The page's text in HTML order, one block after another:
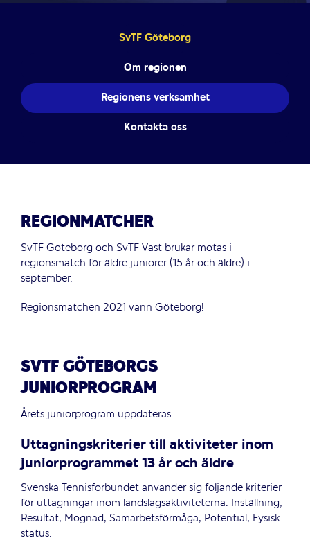
SvTF Göteborg
Om regionen
Regionens verksamhet
Kontakta oss
REGIONMATCHER
SvTF Göteborg och SvTF Väst brukar mötas i
regionsmatch för äldre juniorer (15 år och äldre) i
september.
Regionsmatchen 2021 vann Göteborg!
SVTF GÖTEBORGS
JUNIORPROGRAM
Årets juniorprogram uppdateras.
Uttagningskriterier till aktiviteter inom
juniorprogrammet 13 år och äldre
Svenska Tennisförbundet använder sig följande kriterier
för uttagningar inom landslagsaktiviteterna: Inställning,
Resultat, Mognad, Samarbetsförmåga, Potential, Fysisk
status.